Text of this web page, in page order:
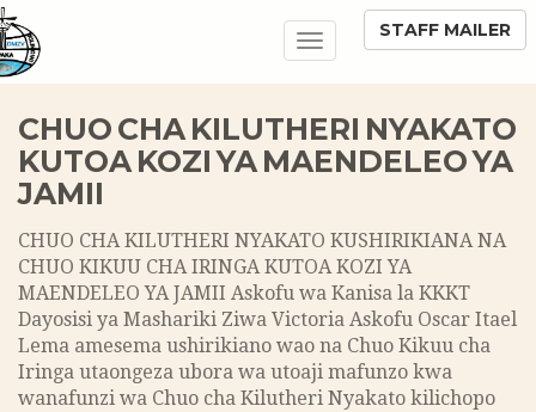
STAFF MAILER
Toggle
CHUO CHA KILUTHERI NYAKATO
KUTOA KOZI YA MAENDELEO YA
JAMII
CHUO CHA KILUTHERI NYAKATO KUSHIRIKIANA NA
CHUO KIKUU CHA IRINGA KUTOA KOZI YA
MAENDELEO YA JAMII Askofu wa Kanisa la KKKT
Dayosisi ya Mashariki Ziwa Victoria Askofu Oscar Itael
Lema amesema ushirikiano wao na Chuo Kikuu cha
Iringa utaongeza ubora wa utoaji mafunzo kwa
wanafunzi wa Chuo cha Kilutheri Nyakato kilichopo